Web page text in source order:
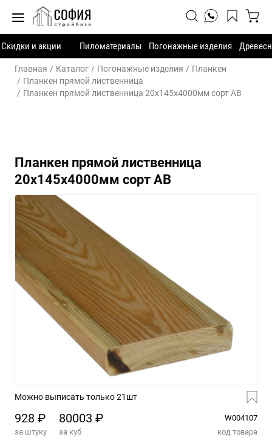
Скидки и акции Пиломатериалы Погонажные изделия
Главная Каталог Погонажные изделия
Планкен
Планкен прямой лиственница
Планкен прямой лиственница 20х145х4000мм сорт АВ
Планкен прямой лиственница
20х145х4000мм сорт АВ
Можно выписать только 21шт
928 ₽ 80003 ₽
W004107
за штуку
за куб код товара